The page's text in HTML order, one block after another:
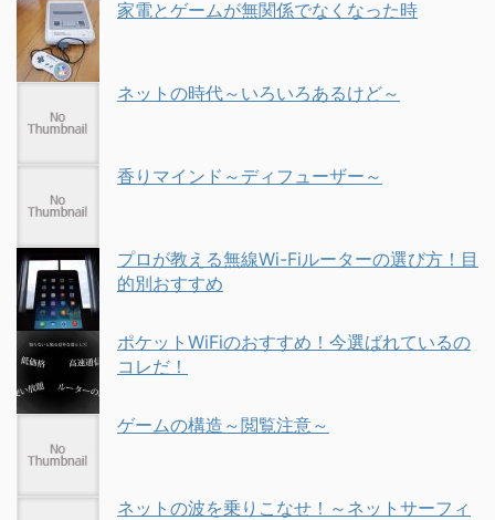
家電とゲームが無関係でなくなった時
ネットの時代～いろいろあるけど～
香りマインド～ディフューザー～
プロが教える無線Wi-Fiルーターの選び方！目
的別おすすめ
ポケットWiFiのおすすめ！今選ばれているの
コレだ！
ゲームの構造～閲覧注意～
ネットの波を乗りこなせ！～ネットサーフィ